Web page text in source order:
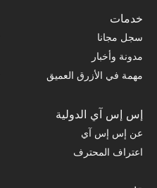
خدمات
سجل مجانا
مدونة وأخبار
مهمة في الأزرق العميق
إس إس آي الدولية
عن إس إس آي
اعتراف المحترف